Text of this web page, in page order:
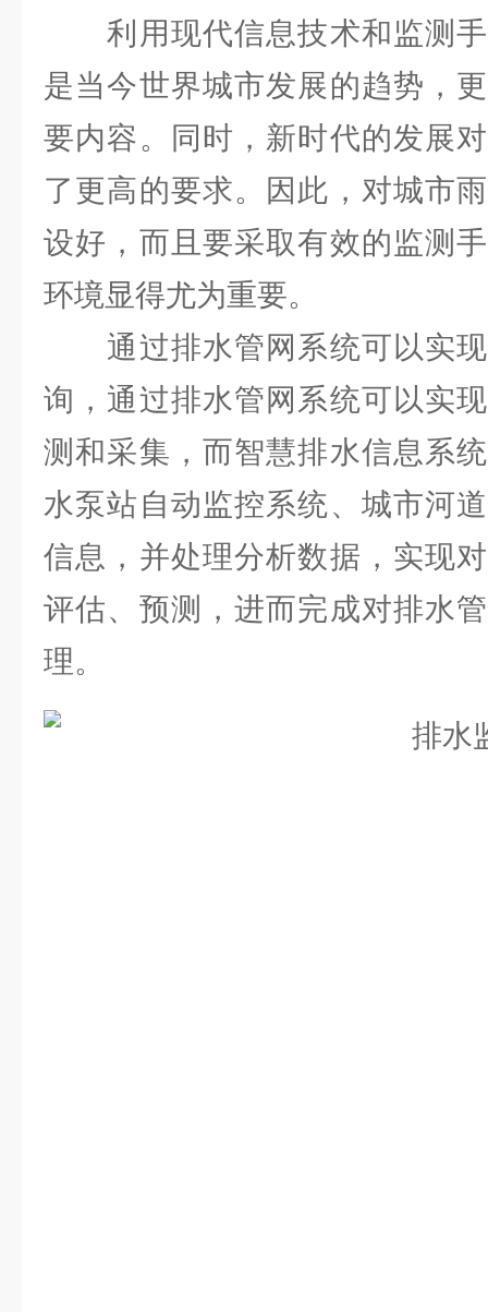
利用现代信息技术和监测手
是当今世界城市发展的趋势，
要内容。同时，新时代的发展
了更高的要求。因此，对城市
设好，而且要采取有效的监测
环境显得尤为重要。
通过排水管网系统可以实现
询，通过排水管网系统可以实
测和采集，而智慧排水信息系
水泵站自动监控系统、城市河
信息，并处理分析数据，实现
评估、预测，进而完成对排水
理。